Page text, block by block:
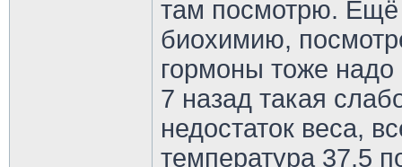
там посмотрю. Ещё
биохимию,
гормоны тоже
7 назад такая
недостаток веса,
температура 37,5